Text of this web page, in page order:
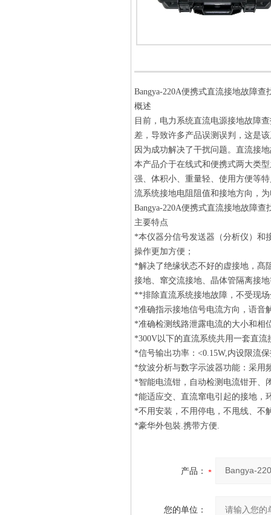
Bangya-220A便携式直流接地故障查
概述
目前，电力系统直流电源接地故障
差，导致许多产品误测误判，这是
因为成功解决了干扰问题。直流接
本产品介于在线式和便携式两大类
强、体积小、重量轻、使用方便等
流系统接地电阻阻值和接地方向，
Bangya-220A便携式直流接地故障查
主要特点
*本仪器分信号发送器（分析仪）和
操作更加方便；
*解决了绝缘状态不好的虚接地，髙
接地、窜交流接地、晶体管隔离接
**排除直流系统接地故障，不受现
*准确指示接地信号电流方向，语音
*准确检测线路泄露电流的大小和相
*300V以下的直流系统共用一套直
*信号输出功率：<0.15W,内设限流
*纹波分析与数字示波器功能：采用
*智能电流钳，自动检测电流钳开、
*能适应交、直流窜电引起的接地，
*不用安装，不用停电，不甩线、不
*豪华外包裝.携带方便.
产品：
您的单位：